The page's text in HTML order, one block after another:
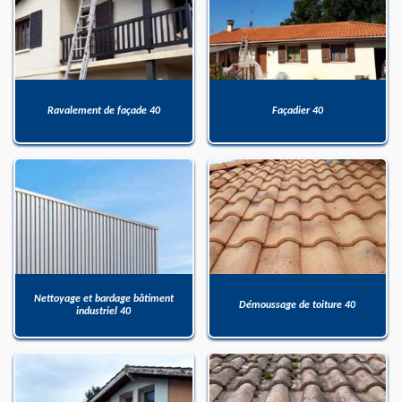
Ravalement de façade 40 Façadier 40
Nettoyage et bardage bâtiment
industriel 40
Démoussage de toiture 40